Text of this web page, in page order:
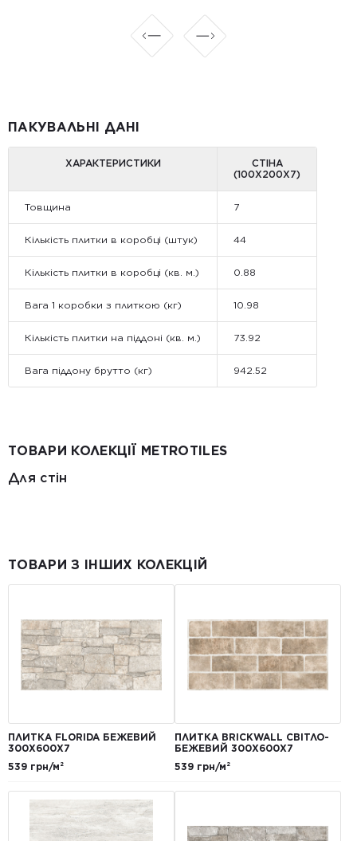
ПАКУВАЛЬНІ ДАНІ
ХАРАКТЕРИСТИКИ
СТІНА
(100Х200Х7)
Товщина 7
Кількість плитки в коробці (штук) 44
Кількість плитки в коробці (кв. м.) 0.88
Вага 1 коробки з плиткою (кг) 10.98
Кількість плитки на піддоні (кв. м.) 73.92
Вага піддону брутто (кг) 942.52
ТОВАРИ КОЛЕКЦІЇ METROTILES
Для стін
ТОВАРИ З ІНШИХ КОЛЕКЦІЙ
ПЛИТКА FLORIDA БЕЖЕВИЙ
300Х600Х7
539 грн/м²
ПЛИТКА BRICKWALL СВІТЛО-
БЕЖЕВИЙ 300Х600Х7
539 грн/м²